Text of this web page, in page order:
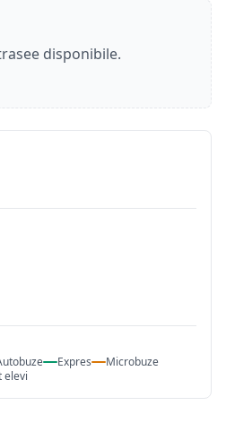
disponibile.
Expres
Microbuze
elevi